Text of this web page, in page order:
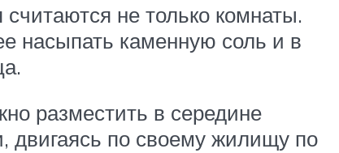
не только комнаты.
насыпать каменную соль и в
разместить в середине
двигаясь по своему жилищу по